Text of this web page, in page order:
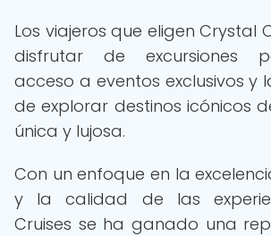
Los viajeros que eligen Crystal
disfrutar de excursiones
acceso a eventos exclusivos y
de explorar destinos icónicos
única y lujosa.
Con un enfoque en la
y la calidad de las
Cruises se ha ganado una